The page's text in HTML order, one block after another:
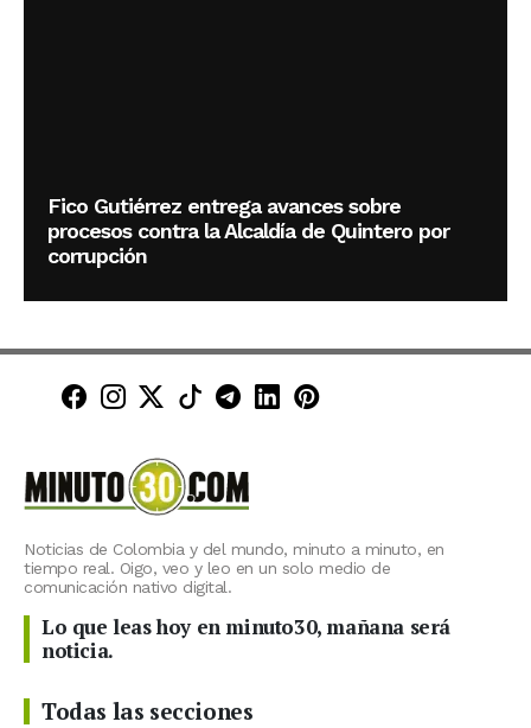
Fico Gutiérrez entrega avances sobre
procesos contra la Alcaldía de Quintero por
corrupción
Minuto30 en Facebook
Minuto30 en Instagram
Minuto30 en X (Twitter)
Minuto30 en TikTok
Canal de Minuto30 en
Minuto30 en LinkedIn
Minuto30 en
Noticias de Colombia y del mundo, minuto a minuto, en
tiempo real. Oigo, veo y leo en un solo medio de
comunicación nativo digital.
Lo que leas hoy en minuto30, mañana será
noticia.
Todas las secciones